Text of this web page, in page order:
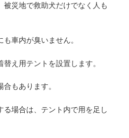
被災地で救助犬だけでなく人も
車内が臭いません。
え用テントを設置します。
もあります。
る場合は、テント内で用を足し